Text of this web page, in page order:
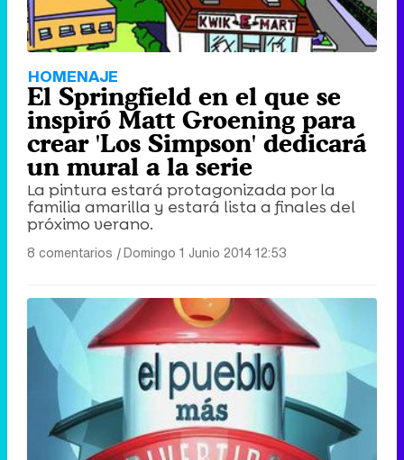
HOMENAJE
El Springfield en el que se
inspiró Matt Groening para
crear 'Los Simpson' dedicará
un mural a la serie
La pintura estará protagonizada por la
familia amarilla y estará lista a finales del
próximo verano.
8 comentarios |Domingo 1 Junio 2014 12:53